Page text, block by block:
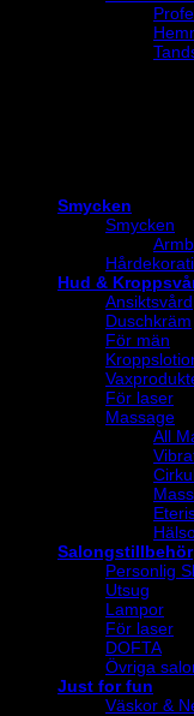
Smycken
Smycken
Hud &
Ansiktsvård
Duschkräm
För män
För laser
Massage
All
Salongstillbehör
Personlig
Utsug
Lampor
För laser
DOFTA
Övriga
Just for fun
Väskor &